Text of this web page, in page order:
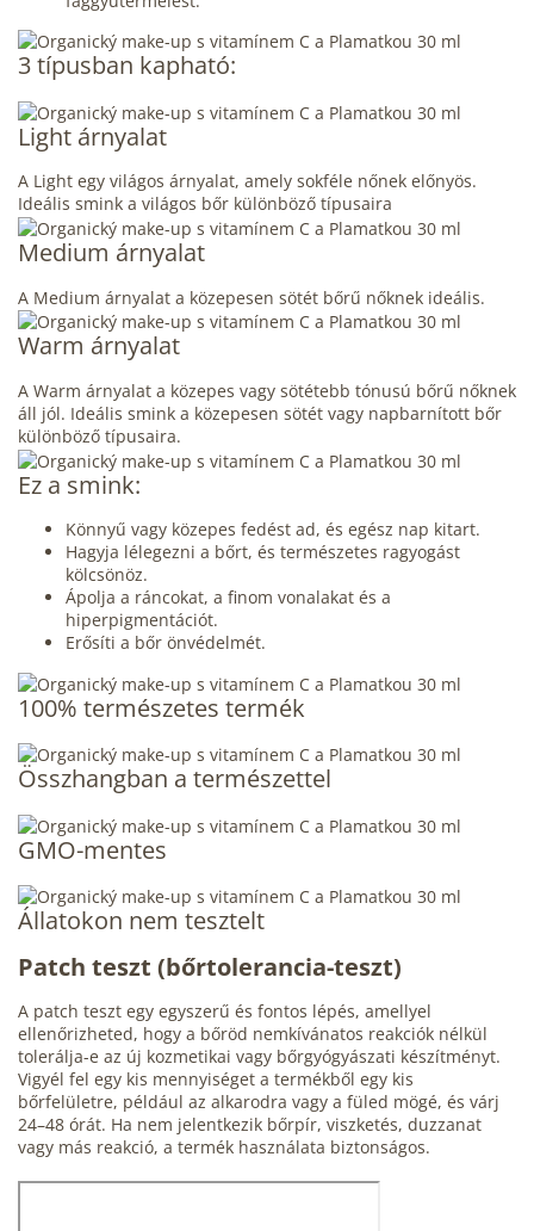
3 típusban kapható:
Light árnyalat
A Light egy világos árnyalat, amely sokféle nőnek előnyös.
Ideális smink a világos bőr különböző típusaira
Medium árnyalat
A Medium árnyalat a közepesen sötét bőrű nőknek ideális.
Warm árnyalat
A Warm árnyalat a közepes vagy sötétebb tónusú bőrű nőknek
áll jól. Ideális smink a közepesen sötét vagy napbarnított bőr
különböző típusaira.
Ez a smink:
Könnyű vagy közepes fedést ad, és egész nap kitart.
Hagyja lélegezni a bőrt, és természetes ragyogást
kölcsönöz.
Ápolja a ráncokat, a finom vonalakat és a
hiperpigmentációt.
Erősíti a bőr önvédelmét.
100% természetes termék
Összhangban a természettel
GMO-mentes
Állatokon nem tesztelt
Patch teszt (bőrtolerancia-teszt)
A patch teszt egy egyszerű és fontos lépés, amellyel
ellenőrizheted, hogy a bőröd nemkívánatos reakciók nélkül
tolerálja-e az új kozmetikai vagy bőrgyógyászati készítményt.
Vigyél fel egy kis mennyiséget a termékből egy kis
bőrfelületre, például az alkarodra vagy a füled mögé, és várj
24–48 órát. Ha nem jelentkezik bőrpír, viszketés, duzzanat
vagy más reakció, a termék használata biztonságos.